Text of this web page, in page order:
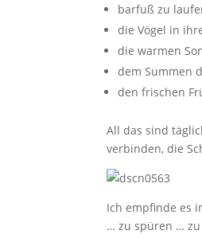
barfuß zu
die Vögel in
die warmen
dem Summen
den frischen
All das sind
verbinden, die
Ich empfinde es
… zu spüren … zu